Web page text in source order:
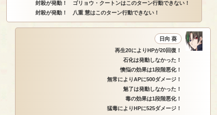
封殺が発動！ ゴリョウ・クートンはこのターン行動できない！
封殺が発動！ 八重 慧はこのターン行動できない！
日向 葵
再生20によりHPが20回復！
石化は発動しなかった！
懊悩の効果は1段階悪化！
無常によりAPに500ダメージ！
魅了は発動しなかった！
毒の効果は1段階悪化！
猛毒によりHPに525ダメージ！